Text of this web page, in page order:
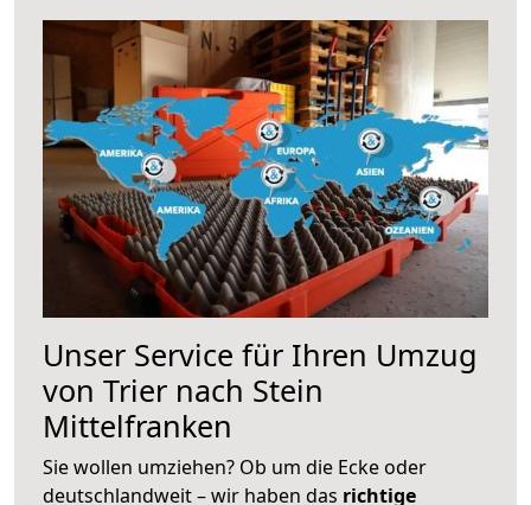
Unser Service für Ihren Umzug
von Trier nach Stein
Mittelfranken
Sie wollen umziehen? Ob um die Ecke oder
deutschlandweit – wir haben das richtige